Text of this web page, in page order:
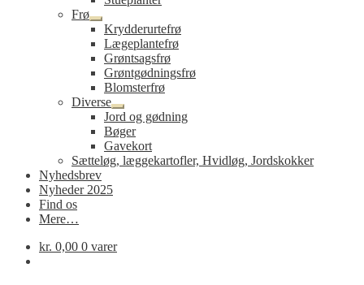
Frø
Udfold
undermenu
Krydderurtefrø
Lægeplantefrø
Grøntsagsfrø
Grøntgødningsfrø
Blomsterfrø
Diverse
Udfold
undermenu
Jord og gødning
Bøger
Gavekort
Sætteløg, læggekartofler, Hvidløg, Jordskokker
Nyhedsbrev
Nyheder 2025
Find os
Mere…
kr. 0,00 0 varer